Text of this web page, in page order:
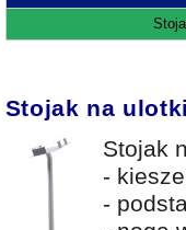
Stojak na
Stojak
-
-